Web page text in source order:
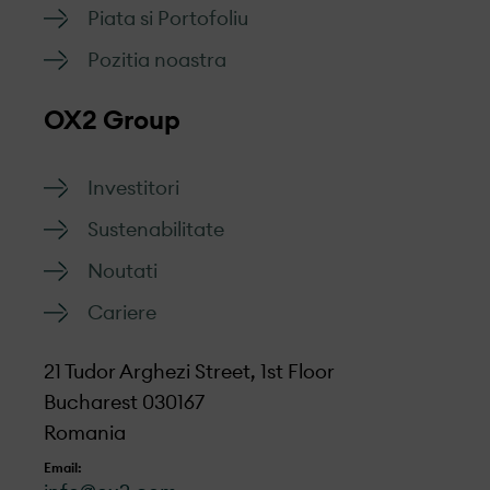
Piata si Portofoliu
Pozitia noastra
OX2 Group
Investitori
Sustenabilitate
Noutati
Cariere
21 Tudor Arghezi Street, 1st Floor
Bucharest 030167
Romania
Email: